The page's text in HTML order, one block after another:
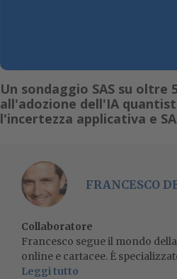
Un sondaggio SAS su
all'adozione dell'IA
l'incertezza applicativa e
FRANCESCO
Collaboratore
Francesco segue il mondo
online e cartacee. È
Leggi tutto